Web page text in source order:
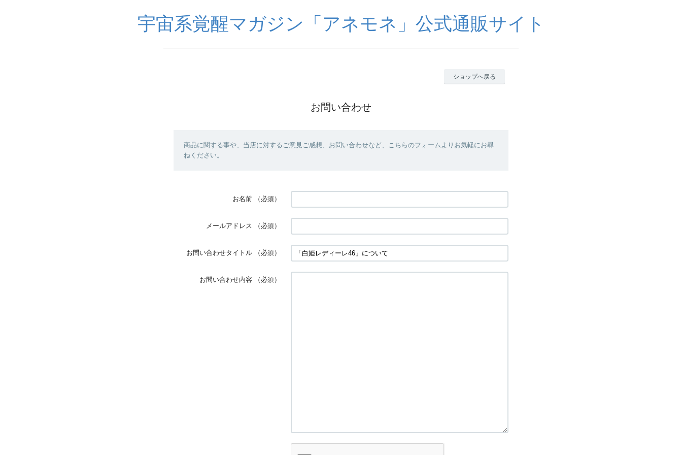
宇宙系覚醒マガジン「アネモネ」公式通販サイト
ショップへ戻る
お問い合わせ
商品に関する事や、当店に対するご意見ご感想、お問い合わせなど、こちらのフォームよりお気軽にお尋
ねください。
お名前 （必須）
メールアドレス （必須）
お問い合わせタイトル （必須）
お問い合わせ内容 （必須）